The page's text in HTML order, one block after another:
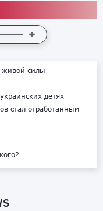
живой силы
детях
стал отработанным